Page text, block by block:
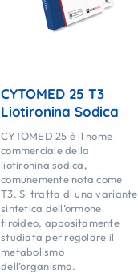
CYTOMED 25 T3
Liotironina Sodica
CYTOMED 25 è il nome
commerciale della
liotironina sodica,
comunemente nota come
T3. Si tratta di una variante
sintetica dell’ormone
tiroideo, appositamente
studiata per regolare il
metabolismo
dell’organismo.